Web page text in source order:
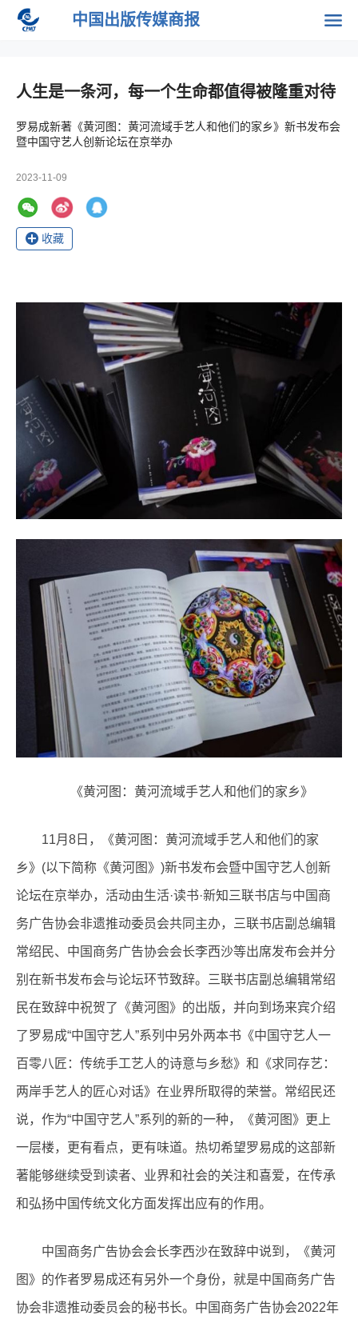
中国出版传媒商报
人生是一条河，每一个生命都值得被隆重对待
罗易成新著《黄河图：黄河流域手艺人和他们的家乡》新书发布会
暨中国守艺人创新论坛在京举办
2023-11-09
收藏
《黄河图：黄河流域手艺人和他们的家乡》
11月8日，《黄河图：黄河流域手艺人和他们的家
乡》(以下简称《黄河图》)新书发布会暨中国守艺人创新
论坛在京举办，活动由生活·读书·新知三联书店与中国商
务广告协会非遗推动委员会共同主办，三联书店副总编辑
常绍民、中国商务广告协会会长李西沙等出席发布会并分
别在新书发布会与论坛环节致辞。三联书店副总编辑常绍
民在致辞中祝贺了《黄河图》的出版，并向到场来宾介绍
了罗易成“中国守艺人”系列中另外两本书《中国守艺人一
百零八匠：传统手工艺人的诗意与乡愁》和《求同存艺：
两岸手艺人的匠心对话》在业界所取得的荣誉。常绍民还
说，作为“中国守艺人”系列的新的一种，《黄河图》更上
一层楼，更有看点，更有味道。热切希望罗易成的这部新
著能够继续受到读者、业界和社会的关注和喜爱，在传承
和弘扬中国传统文化方面发挥出应有的作用。
中国商务广告协会会长李西沙在致辞中说到，《黄河
图》的作者罗易成还有另外一个身份，就是中国商务广告
协会非遗推动委员会的秘书长。中国商务广告协会2022年